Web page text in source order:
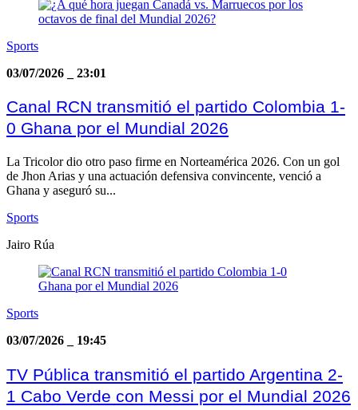
Sports
03/07/2026
23:01
Canal RCN transmitió el partido Colombia 1-
0 Ghana por el Mundial 2026
La Tricolor dio otro paso firme en Norteamérica 2026. Con un gol
de Jhon Arias y una actuación defensiva convincente, venció a
Ghana y aseguró su...
Sports
Jairo Rúa
Sports
03/07/2026
19:45
TV Pública transmitió el partido Argentina 2-
1 Cabo Verde con Messi por el Mundial 2026